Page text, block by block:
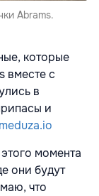
Abrams.
которые
вместе с
в
и
meduza.io
момента
они будут
что